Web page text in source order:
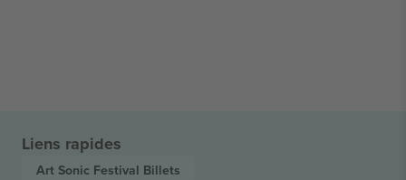
Liens rapides
Art Sonic Festival Billets